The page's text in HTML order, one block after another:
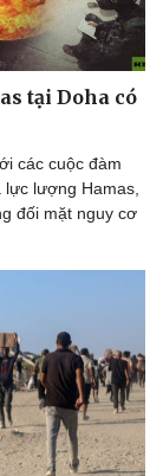
số
tại Doha có
các cuộc đàm
lượng Hamas,
đối mặt nguy cơ